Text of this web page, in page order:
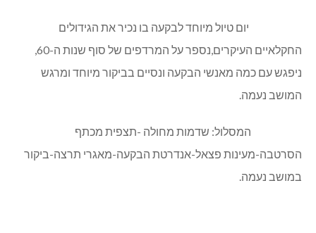
יום טיול מיוחד לבקעה בו נכיר את הגידולים
החקלאיים העיקרים,נספר על המרדפים של סוף שנות ה-60,
ניפגש עם כמה מאנשי הבקעה ונסיים בביקור מיוחד ומרגש
המושב נעמה.
המסלול: שדמות מחולה -תצפית מכתף
הסרטבה-מעינות פצאל-אנדרטת הבקעה-מאגרי תרצה-ביקור
במושב נעמה.